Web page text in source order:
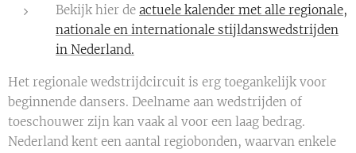
Bekijk hier de actuele kalender met alle regionale,
nationale en internationale stijldanswedstrijden
in Nederland.
Het regionale wedstrijdcircuit is erg toegankelijk voor
beginnende dansers. Deelname aan wedstrijden of
toeschouwer zijn kan vaak al voor een laag bedrag.
Nederland kent een aantal regiobonden, waarvan enkele